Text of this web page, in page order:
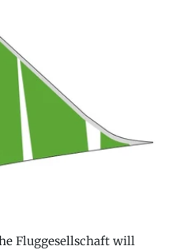
Fluggesellschaft will